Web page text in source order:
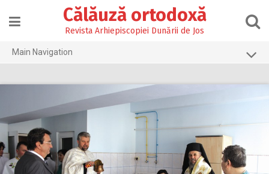
content
Călăuză ortodoxă
Revista Arhiepiscopiei Dunării de Jos
Main Navigation
2025
2024
2023